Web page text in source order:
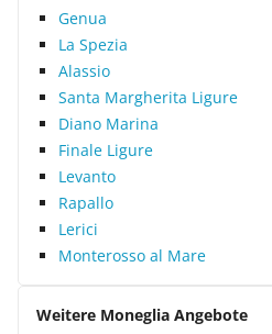
Genua
La Spezia
Alassio
Santa Margherita Ligure
Diano Marina
Finale Ligure
Levanto
Rapallo
Lerici
Monterosso al Mare
Weitere Moneglia Angebote